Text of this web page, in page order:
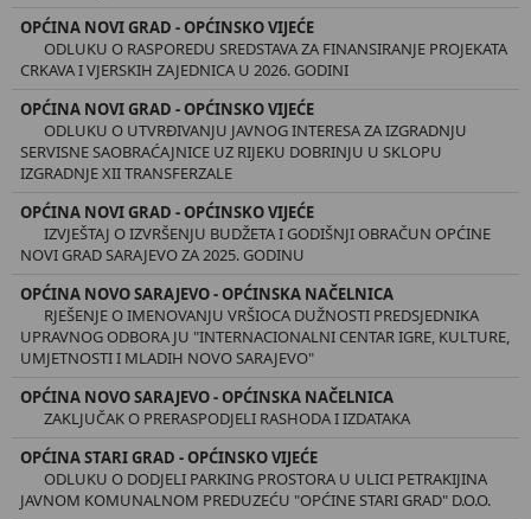
OPĆINA NOVI GRAD - OPĆINSKO VIJEĆE
ODLUKU O RASPOREDU SREDSTAVA ZA FINANSIRANJE PROJEKATA
CRKAVA I VJERSKIH ZAJEDNICA U 2026. GODINI
OPĆINA NOVI GRAD - OPĆINSKO VIJEĆE
ODLUKU O UTVRĐIVANJU JAVNOG INTERESA ZA IZGRADNJU
SERVISNE SAOBRAĆAJNICE UZ RIJEKU DOBRINJU U SKLOPU
IZGRADNJE XII TRANSFERZALE
OPĆINA NOVI GRAD - OPĆINSKO VIJEĆE
IZVJEŠTAJ O IZVRŠENJU BUDŽETA I GODIŠNJI OBRAČUN OPĆINE
NOVI GRAD SARAJEVO ZA 2025. GODINU
OPĆINA NOVO SARAJEVO - OPĆINSKA NAČELNICA
RJEŠENJE O IMENOVANJU VRŠIOCA DUŽNOSTI PREDSJEDNIKA
UPRAVNOG ODBORA JU "INTERNACIONALNI CENTAR IGRE, KULTURE,
UMJETNOSTI I MLADIH NOVO SARAJEVO"
OPĆINA NOVO SARAJEVO - OPĆINSKA NAČELNICA
ZAKLJUČAK O PRERASPODJELI RASHODA I IZDATAKA
OPĆINA STARI GRAD - OPĆINSKO VIJEĆE
ODLUKU O DODJELI PARKING PROSTORA U ULICI PETRAKIJINA
JAVNOM KOMUNALNOM PREDUZEĆU "OPĆINE STARI GRAD" D.O.O.